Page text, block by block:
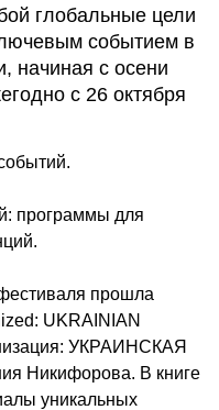
глобальные цели
событием в
начиная с осени
с 26 октября
программы для
прошла
UKRAINIAN
УКРАИНСКАЯ
Никифорова. В книге
уникальных